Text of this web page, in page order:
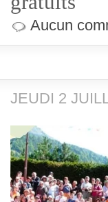
Aucun
JEUDI 2